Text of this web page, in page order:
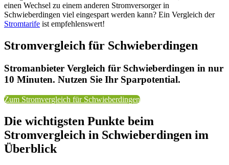
einen Wechsel zu einem anderen Stromversorger in
Schwieberdingen viel eingespart werden kann? Ein Vergleich der
Stromtarife ist empfehlenswert!
Stromvergleich für Schwieberdingen
Stromanbieter Vergleich für Schwieberdingen in nur
10 Minuten. Nutzen Sie Ihr Sparpotential.
Zum Stromvergleich für Schwieberdingen
Die wichtigsten Punkte beim
Stromvergleich in Schwieberdingen im
Überblick